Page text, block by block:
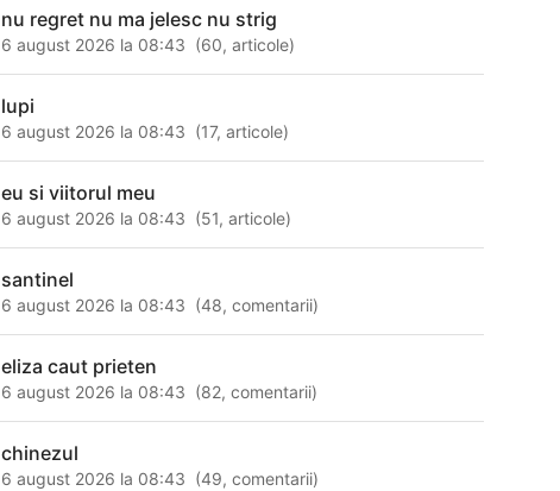
nu regret nu ma jelesc nu strig
6 august 2026 la 08:43 (60,articole)
lupi
6 august 2026 la 08:43 (17,articole)
eu si viitorul meu
6 august 2026 la 08:43 (51,articole)
santinel
6 august 2026 la 08:43 (48,comentarii)
eliza caut prieten
6 august 2026 la 08:43 (82,comentarii)
chinezul
6 august 2026 la 08:43 (49,comentarii)